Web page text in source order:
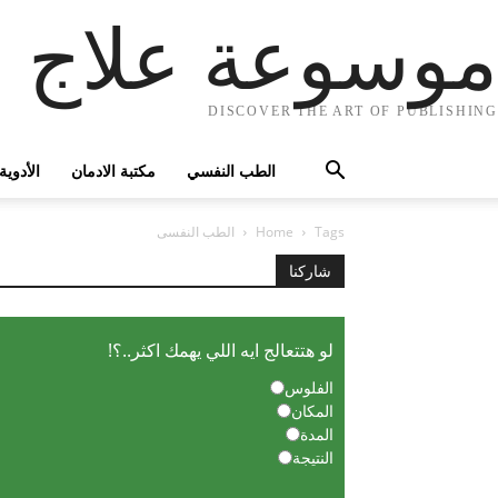
موسوعة علاج
DISCOVER THE ART OF PUBLISHING
الأدوية مكتبة الادمان الطب النفسي
Home Tags الطب النفسى
شاركنا
لو هتتعالج ايه اللي يهمك اكثر..؟!
الفلوس
المكان
المدة
النتيجة